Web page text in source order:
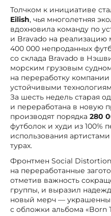
Толчком к инициативе
Eilish, чья многолетняя
вдохновила команду по
и Bravado на реализацию
400 000 непроданных
со склада Bravado в
морским грузовым
на переработку компании
устойчивыми
За шесть недель старая
и переработана в новую
производят порядка 280
футболок и худи из 100%
использования
турах.
Фронтмен Social Distortion
на переработанные
отметив важность
группы, и выразил
новый мерч —
с обложки альбома «Born